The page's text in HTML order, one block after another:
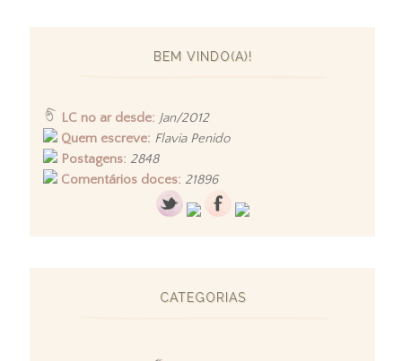
BEM VINDO(A)!
LC no ar desde: Jan/2012
Quem escreve: Flavia Penido
Postagens: 2848
Comentários doces: 21896
CATEGORIAS